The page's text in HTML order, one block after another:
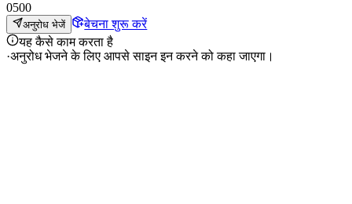
0500
अनुरोध भेजें
बेचना शुरू करें
यह कैसे काम करता है
·अनुरोध भेजने के लिए आपसे साइन इन करने को कहा जाएगा।